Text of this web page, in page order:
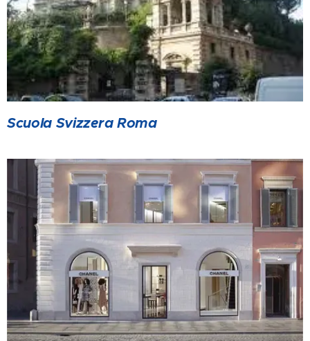
Scuola Svizzera Roma